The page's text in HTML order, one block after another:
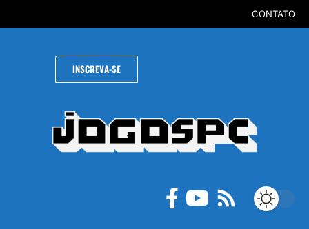
CONTATO
INSCREVA-SE